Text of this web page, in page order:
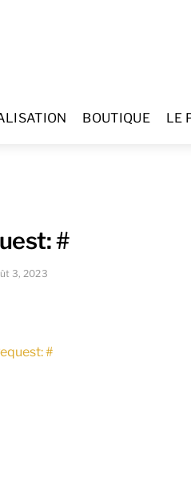
BOUTIQUE LE
#
3, 2023
#